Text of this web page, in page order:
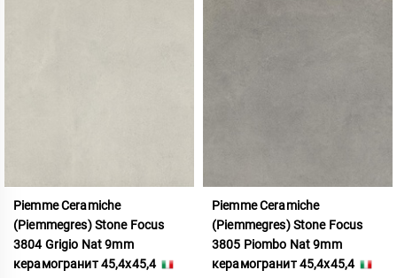
Piemme Ceramiche
(Piemmegres) Stone Focus
3804 Grigio Nat 9mm
керамогранит 45,4x45,4
Piemme Ceramiche
(Piemmegres) Stone Focus
3805 Piombo Nat 9mm
керамогранит 45,4x45,4